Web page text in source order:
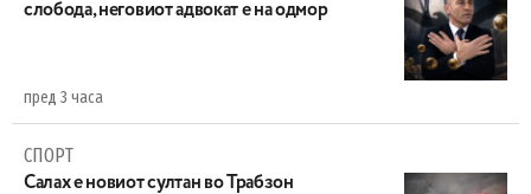
слобода, неговиот адвокат е на одмор
пред 3 часа
СПОРТ
Салах е новиот султан во Трабзон